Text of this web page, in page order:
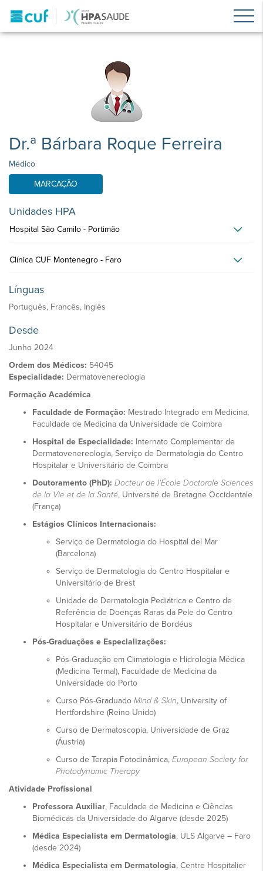
Dr.ª Bárbara Roque Ferreira
Médico
MARCAÇÃO
Unidades HPA
Hospital São Camilo - Portimão
Clínica CUF Montenegro - Faro
Línguas
Português, Francês, Inglês
Desde
Junho 2024
Ordem dos Médicos: 54045
Especialidade: Dermatovenereologia
Formação Académica
Faculdade de Formação: Mestrado Integrado em Medicina,
Faculdade de Medicina da Universidade de Coimbra
Hospital de Especialidade: Internato Complementar de
Dermatovenereologia, Serviço de Dermatologia do Centro
Hospitalar e Universitário de Coimbra
Doutoramento (PhD): Docteur de l'École Doctorale Sciences
de la Vie et de la Santé, Université de Bretagne Occidentale
(França)
Estágios Clínicos Internacionais:
Serviço de Dermatologia do Hospital del Mar
(Barcelona)
Serviço de Dermatologia do Centro Hospitalar e
Universitário de Brest
Unidade de Dermatologia Pediátrica e Centro de
Referência de Doenças Raras da Pele do Centro
Hospitalar e Universitário de Bordéus
Pós-Graduações e Especializações:
Pós-Graduação em Climatologia e Hidrologia Médica
(Medicina Termal), Faculdade de Medicina da
Universidade do Porto
Curso Pós-Graduado Mind & Skin, University of
Hertfordshire (Reino Unido)
Curso de Dermatoscopia, Universidade de Graz
(Áustria)
Curso de Terapia Fotodinâmica, European Society for
Photodynamic Therapy
Atividade Profissional
Professora Auxiliar, Faculdade de Medicina e Ciências
Biomédicas da Universidade do Algarve (desde 2025)
Médica Especialista em Dermatologia, ULS Algarve – Faro
(desde 2024)
Médica Especialista em Dermatologia, Centre Hospitalier